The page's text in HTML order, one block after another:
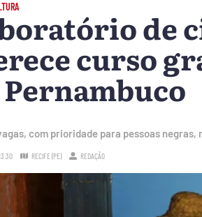
de
curso
com prioridade para pessoas
RECIFE (PE) REDAÇÃO